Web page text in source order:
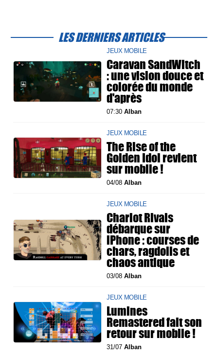
LES DERNIERS ARTICLES
JEUX MOBILE
Caravan SandWitch
: une vision douce et
colorée du monde
d'après
07:30Alban
JEUX MOBILE
The Rise of the
Golden Idol revient
sur mobile !
04/08Alban
JEUX MOBILE
Chariot Rivals
débarque sur
iPhone : courses de
chars, ragdolls et
chaos antique
03/08Alban
JEUX MOBILE
Lumines
Remastered fait son
retour sur mobile !
31/07Alban